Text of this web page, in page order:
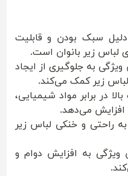
دلیل سبک بودن و قابلیت
لباس زیر بانوان است.
ویژگی به جلوگیری از ایجاد
زیر کمک می‌کند.
در برابر مواد شیمیایی،
افزایش می‌دهد.
راحتی و خنکی لباس زیر
ویژگی به افزایش دوام و